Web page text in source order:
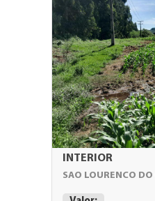
INTERIOR
SAO LOURENCO